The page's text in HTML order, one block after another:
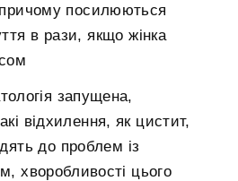
причому посилюються
в рази, якщо жінка
запущена,
відхилення, як цистит,
до проблем із
хворобливості цього